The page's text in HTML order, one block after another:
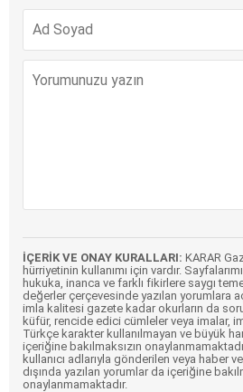
İÇERİK VE ONAY KURALLARI: KARAR
hürriyetinin kullanımı için vardır.
hukuka, inanca ve farklı fikirlere saygı
değerler çerçevesinde yazılan yorumlara
imla kalitesi gazete kadar okurların da
küfür, rencide edici cümleler veya imalar,
Türkçe karakter kullanılmayan ve büyük
içeriğine bakılmaksızın
kullanıcı adlarıyla gönderilen veya haber ve
dışında yazılan yorumlar da içeriğine
onaylanmamaktadır.